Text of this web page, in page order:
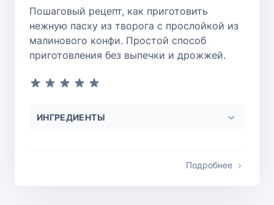
Пошаговый рецепт, как приготовить
нежную пасху из творога с прослойкой из
малинового конфи. Простой способ
приготовления без выпечки и дрожжей.
ИНГРЕДИЕНТЫ
Подробнее